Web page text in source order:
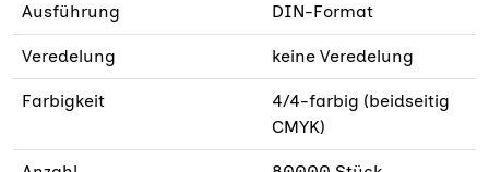
Ausführung DIN-Format
Veredelung keine Veredelung
Farbigkeit
4/4-farbig (beidseitig
CMYK)